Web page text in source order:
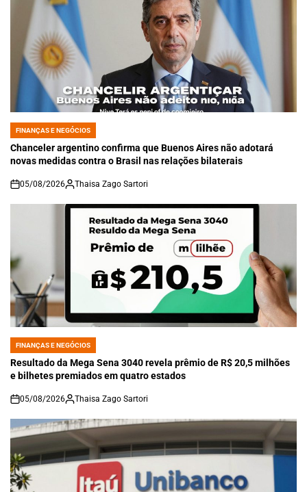
POSTED
IN
FINANÇAS E NEGÓCIOS
Chanceler argentino confirma que Buenos Aires não adotará
novas medidas contra o Brasil nas relações bilaterais
on
05/08/2026 Thaisa Zago Sartori
POSTED
IN
FINANÇAS E NEGÓCIOS
Resultado da Mega Sena 3040 revela prêmio de R$ 20,5 milhões
e bilhetes premiados em quatro estados
on
05/08/2026 Thaisa Zago Sartori